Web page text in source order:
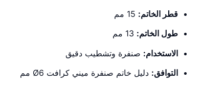
قطر الخاتم:
طول الخاتم:
الاستخدام: صنفرة وتشطيب دقيق
التوافق: دليل خاتم صنفرة ميني كرافت Ø6 مم